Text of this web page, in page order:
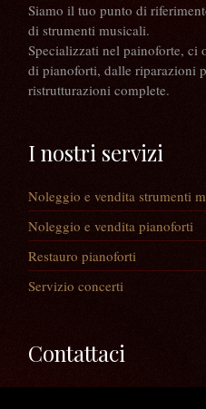
Siamo il tuo punto di
di strumenti musicali.
Specializzati nel painoforte, ci
di pianoforti, dalle riparazioni
ristrutturazioni complete.
I nostri servizi
Noleggio e vendita strumenti
Noleggio e vendita pianoforti
Restauro pianoforti
Servizio concerti
Contattaci